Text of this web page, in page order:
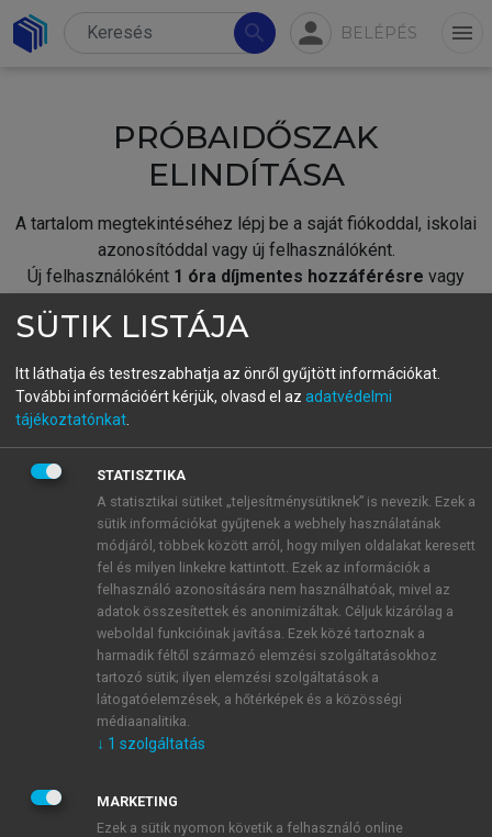
search person BELÉPÉS menu
PRÓBAIDŐSZAK
ELINDÍTÁSA
A tartalom megtekintéséhez lépj be a saját fiókoddal, iskolai
azonosítóddal vagy új felhasználóként.
Új felhasználóként 1 óra díjmentes hozzáférésre vagy
fiókoddal,vagy hozz létre új fiókot.
A regisztráció után apróbaidőszakautomatikusan
BELÉPÉS SAJÁT FIÓKKAL
ÚJ FIÓK LÉTREHOZÁSA
1 óra díjmentes hozzáférés
E-MAIL-CÍM
JELSZÓ
SÜTIK LISTÁJA
Itt láthatja és testreszabhatja az önről gyűjtött információkat.
További információért kérjük, olvasd el az adatvédelmi
tájékoztatónkat
STATISZTIKA
A statisztikai sütiket „teljesítménysütiknek” is nevezik. Ezek a
sütik információkat gyűjtenek a webhely használatának
módjáról, többek között arról, hogy milyen oldalakat keresett
fel és milyen linkekre kattintott. Ezek az információk a
felhasználó azonosítására nem használhatóak, mivel az
adatok összesítettek és anonimizáltak. Céljuk kizárólag a
weboldal funkcióinak javítása. Ezek közé tartoznak a
harmadik féltől származó elemzési szolgáltatásokhoz
tartozó sütik; ilyen elemzési szolgáltatások a
látogatóelemzések, a hőtérképek és a közösségi
médiaanalitika.
↓ 1 szolgáltatás
MARKETING
Ezek a sütik nyomon követik a felhasználó online